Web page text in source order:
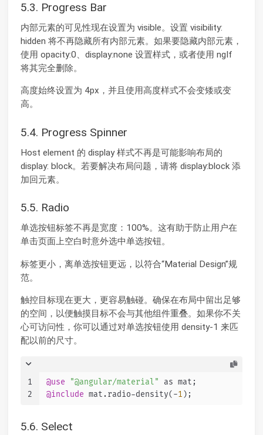
5.3. Progress Bar
内部元素的可见性现在设置为 visible。设置 visibility:
hidden 将不再隐藏所有内部元素。如果要隐藏内部元素，
使用 opacity:0、display:none 设置样式，或者使用 ngIf
将其完全删除。
高度始终设置为 4px，并且使用高度样式不会变矮或变
高。
5.4. Progress Spinner
Host element 的 display 样式不再是可能影响布局的
display: block。若要解决布局问题，请将 display:block 添
加回元素。
5.5. Radio
单选按钮标签不再是宽度：100%。这有助于防止用户在
单击页面上空白时意外选中单选按钮。
标签更小，离单选按钮更远，以符合“Material Design”规
范。
触控目标现在更大，更容易触碰。确保在布局中留出足够
的空间，以便触摸目标不会与其他组件重叠。如果你不关
心可访问性，你可以通过对单选按钮使用 density-1 来匹
配以前的尺寸。
1
2
@use "@angular/material" as mat;
@include mat.radio-density(-1 );
5.6. Select